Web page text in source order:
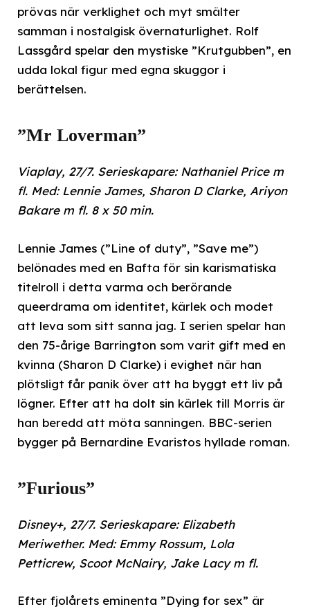
prövas när verklighet och myt smälter
samman i nostalgisk övernaturlighet. Rolf
Lassgård spelar den mystiske ”Krutgubben”, en
udda lokal figur med egna skuggor i
berättelsen.
”Mr Loverman”
Viaplay, 27/7. Serieskapare: Nathaniel Price m
fl. Med: Lennie James, Sharon D Clarke, Ariyon
Bakare m fl. 8 x 50 min.
Lennie James (”Line of duty”, ”Save me”)
belönades med en Bafta för sin karismatiska
titelroll i detta varma och berörande
queerdrama om identitet, kärlek och modet
att leva som sitt sanna jag. I serien spelar han
den 75-årige Barrington som varit gift med en
kvinna (Sharon D Clarke) i evighet när han
plötsligt får panik över att ha byggt ett liv på
lögner. Efter att ha dolt sin kärlek till Morris är
han beredd att möta sanningen. BBC-serien
bygger på Bernardine Evaristos hyllade roman.
”Furious”
Disney+, 27/7. Serieskapare: Elizabeth
Meriwether. Med: Emmy Rossum, Lola
Petticrew, Scoot McNairy, Jake Lacy m fl.
Efter fjolårets eminenta ”Dying for sex” är